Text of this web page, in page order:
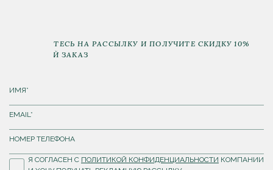
ПОДПИШИТЕСЬ НА РАССЫЛКУ И ПОЛУЧИТЕ СКИДКУ 10%
НА ПЕРВЫЙ ЗАКАЗ
Я СОГЛАСЕН С ПОЛИТИКОЙ КОНФИДЕНЦИАЛЬНОСТИ КОМПАНИИ